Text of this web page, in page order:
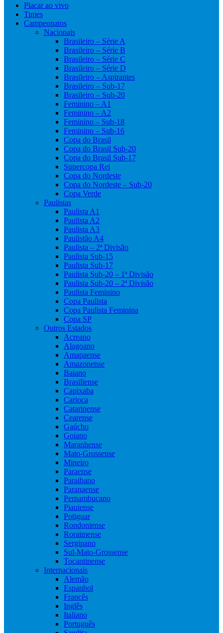
Placar ao vivo
Times
Campeonatos
Nacionais
Brasileiro – Série A
Brasileiro – Série B
Brasileiro – Série C
Brasileiro – Série D
Brasileiro – Aspirantes
Brasileiro – Sub-17
Brasileiro – Sub-20
Feminino – A1
Feminino – A2
Feminino – Sub-18
Feminino – Sub-16
Copa do Brasil
Copa do Brasil Sub-20
Copa do Brasil Sub-17
Supercopa Rei
Copa do Nordeste
Copa do Nordeste – Sub-20
Copa Verde
Paulistas
Paulista A1
Paulista A2
Paulista A3
Paulistão A4
Paulista – 2ª Divisão
Paulista Sub-15
Paulista Sub-17
Paulista Sub-20 – 1ª Divisão
Paulista Sub-20 – 2ª Divisão
Paulista Feminino
Copa Paulista
Copa Paulista Feminina
Copa SP
Outros Estados
Acreano
Alagoano
Amapaense
Amazonense
Baiano
Brasiliense
Capixaba
Carioca
Catarinense
Cearense
Gaúcho
Goiano
Maranhense
Mato-Grossense
Mineiro
Paraense
Paraibano
Paranaense
Pernambucano
Piauiense
Potiguar
Rondoniense
Roraimense
Sergipano
Sul-Mato-Grossense
Tocantinense
Internacionais
Alemão
Espanhol
Francês
Inglês
Italiano
Português